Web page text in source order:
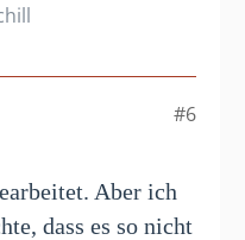
#6
Aber ich
dass es so nicht